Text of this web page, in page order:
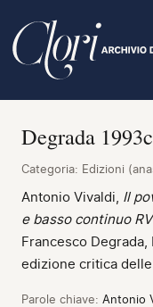
contenuto
principale
Degrada 1993c
Categoria: Edizioni
Antonio Vivaldi, Il
e basso continuo
Francesco
edizione critica
Parole chiave: Antonio